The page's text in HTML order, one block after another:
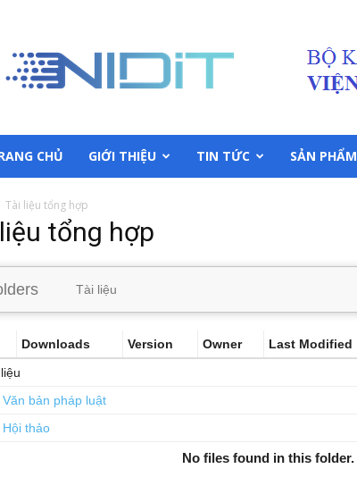
CHỦ GIỚI THIỆU TIN TỨC SẢN PHẨM
Tài liệu tổng hợp
tổng hợp
Tài liệu
Downloads Version Owner Last Modified
Văn bản pháp luật
Hội thảo
No files found in this folder.